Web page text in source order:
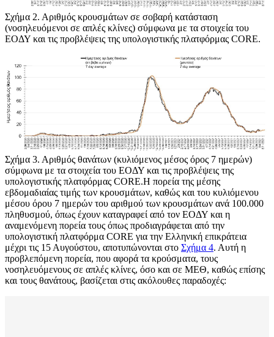
Σχήμα 2. Αριθμός κρουσμάτων σε σοβαρή κατάσταση
(νοσηλευόμενοι σε απλές κλίνες) σύμφωνα με τα στοιχεία του
ΕΟΔΥ και τις προβλέψεις της υπολογιστικής πλατφόρμας CORE.
Σχήμα 3. Αριθμός θανάτων (κυλιόμενος μέσος όρος 7 ημερών)
σύμφωνα με τα στοιχεία του ΕΟΔΥ και τις προβλέψεις της
υπολογιστικής πλατφόρμας CORE.Η πορεία της μέσης
εβδομαδιαίας τιμής των κρουσμάτων, καθώς και του κυλιόμενου
μέσου όρου 7 ημερών του αριθμού των κρουσμάτων ανά 100.000
πληθυσμού, όπως έχουν καταγραφεί από τον ΕΟΔΥ και η
αναμενόμενη πορεία τους όπως προδιαγράφεται από την
υπολογιστική πλατφόρμα CORE για την Ελληνική επικράτεια
μέχρι τις 15 Αυγούστου, αποτυπώνονται στο Σχήμα 4. Αυτή η
προβλεπόμενη πορεία, που αφορά τα κρούσματα, τους
νοσηλευόμενους σε απλές κλίνες, όσο και σε ΜΕΘ, καθώς επίσης
και τους θανάτους, βασίζεται στις ακόλουθες παραδοχές: